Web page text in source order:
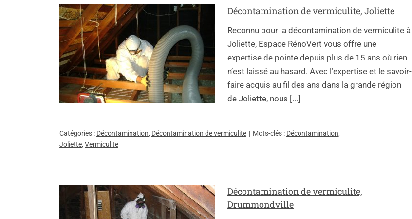
Décontamination de vermiculite, Joliette
Reconnu pour la décontamination de vermiculite à
Joliette, Espace RénoVert vous offre une
expertise de pointe depuis plus de 15 ans où rien
n’est laissé au hasard. Avec l’expertise et le savoir-
faire acquis au fil des ans dans la grande région
de Joliette, nous [...]
Catégories : Décontamination, Décontamination de vermiculite | Mots-clés : Décontamination,
Joliette, Vermiculite
Décontamination de vermiculite,
Drummondville